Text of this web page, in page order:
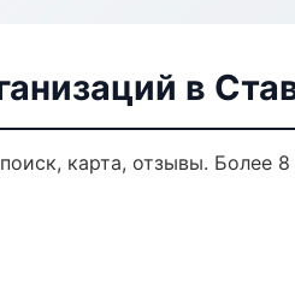
в
карта, отзывы. Более